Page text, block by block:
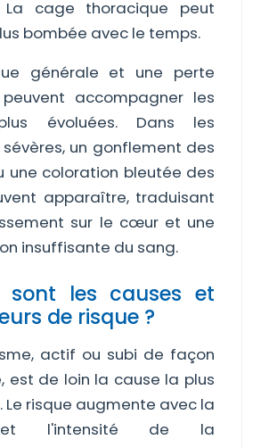
La cage thoracique peut
bombée avec le temps.
générale et une perte
accompagner les
évoluées. Dans les
un gonflement des
une coloration bleutée des
apparaître, traduisant
sur le cœur et une
insuffisante du sang.
sont les causes et
de risque ?
actif ou subi de façon
est de loin la cause la plus
Le risque augmente avec la
l'intensité de la